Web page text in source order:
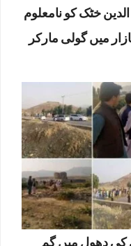
خٹک کو نامعلوم
میں گولی مارکر